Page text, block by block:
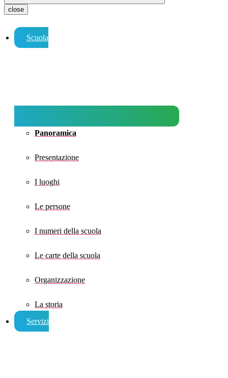
close
Scuola
Panoramica
Presentazione
I luoghi
Le persone
I numeri della scuola
Le carte della scuola
Organizzazione
La storia
Servizi